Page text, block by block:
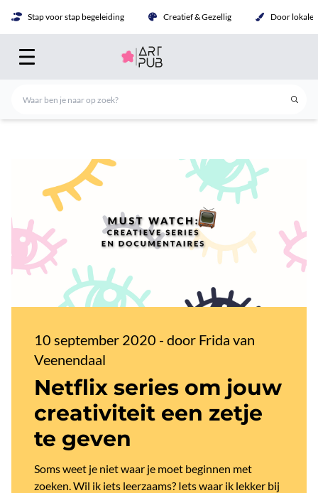
Stap voor stap begeleiding Creatief & Gezellig Door lokale
10 september 2020 - door Frida van
Veenendaal
Netflix series om jouw
creativiteit een zetje
te geven
Soms weet je niet waar je moet beginnen met
zoeken. Wil ik iets leerzaams? Iets waar ik lekker bij